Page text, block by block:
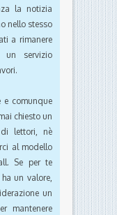
la notizia
nello stesso
a rimanere
un servizio
e comunque
chiesto un
lettori, nè
al modello
Se per te
un valore,
un
mantenere